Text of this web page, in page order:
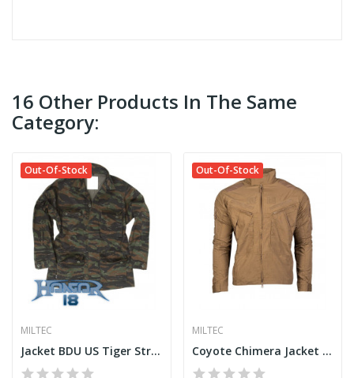
16 Other Products In The Same
Category:
Out-Of-Stock
MILTEC
Jacket BDU US Tiger Stripe
Out-Of-Stock
MILTEC
Coyote Chimera Jacket [Miltec]